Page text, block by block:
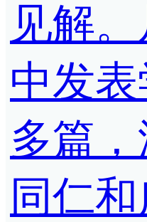
见解
中发
多篇
同仁